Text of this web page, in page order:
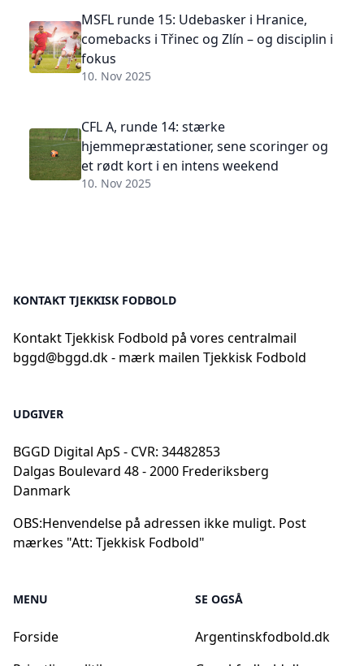
MSFL runde 15: Udebasker i Hranice,
comebacks i Třinec og Zlín – og disciplin i
fokus
10. Nov 2025
CFL A, runde 14: stærke
hjemmepræstationer, sene scoringer og
et rødt kort i en intens weekend
10. Nov 2025
KONTAKT TJEKKISK FODBOLD
Kontakt Tjekkisk Fodbold på vores centralmail
bggd@bggd.dk- mærk mailen Tjekkisk Fodbold
UDGIVER
BGGD Digital ApS - CVR: 34482853
Dalgas Boulevard 48 - 2000 Frederiksberg
Danmark
OBS:Henvendelse på adressen ikke muligt. Post
mærkes "Att: Tjekkisk Fodbold"
MENU
Forside
SE OGSÅ
Argentinskfodbold.dk